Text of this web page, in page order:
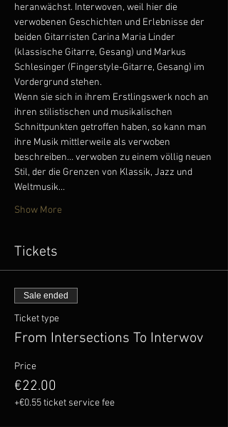
heranwächst. Interwoven, weil hier die
verwobenen Geschichten und Erlebnisse der
beiden Gitarristen Carina Maria Linder
(klassische Gitarre, Gesang) und Markus
Schlesinger (Fingerstyle-Gitarre, Gesang) im
Vordergrund stehen.
Wenn sie sich in ihrem Erstlingswerk noch an
ihren stilistischen und musikalischen
Schnittpunkten getroffen haben, so kann man
ihre Musik mittlerweile als verwoben
beschreiben… verwoben zu einem völlig neuen
Stil, der die Grenzen von Klassik, Jazz und
Weltmusik…
Show More
Tickets
Sale ended
Ticket type
From Intersections To Interwov
Price
€22.00
+€0.55 ticket service fee